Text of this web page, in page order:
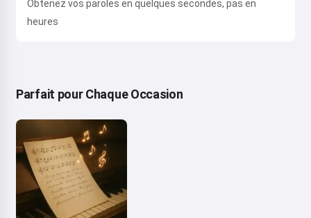
Obtenez vos paroles en quelques secondes, pas en
heures
Parfait pour Chaque Occasion